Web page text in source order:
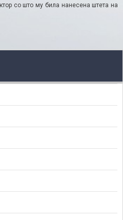
со што му била нанесена штета на